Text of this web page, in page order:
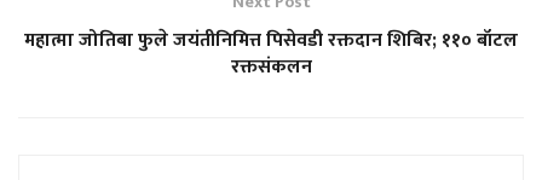
महात्मा जोतिबा फुले जयंतीनिमित्त पिसेवडी रक्तदान शिबिर; ११० बॉटल
रक्तसंकलन